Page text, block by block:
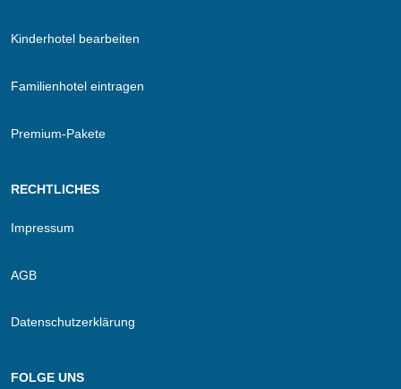
Kinderhotel bearbeiten
Familienhotel eintragen
Premium-Pakete
RECHTLICHES
Impressum
AGB
Datenschutzerklärung
FOLGE UNS